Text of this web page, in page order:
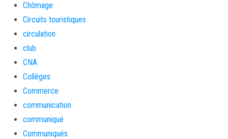
Chômage
Circuits touristiques
circulation
club
CNA
Collèges
Commerce
communication
communiqué
Communiqués